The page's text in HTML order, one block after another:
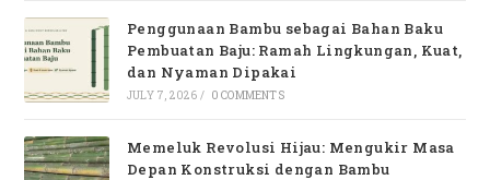
Penggunaan Bambu sebagai Bahan Baku
Pembuatan Baju: Ramah Lingkungan, Kuat,
dan Nyaman Dipakai
JULY 7, 2026 / 0 COMMENTS
Memeluk Revolusi Hijau: Mengukir Masa
Depan Konstruksi dengan Bambu